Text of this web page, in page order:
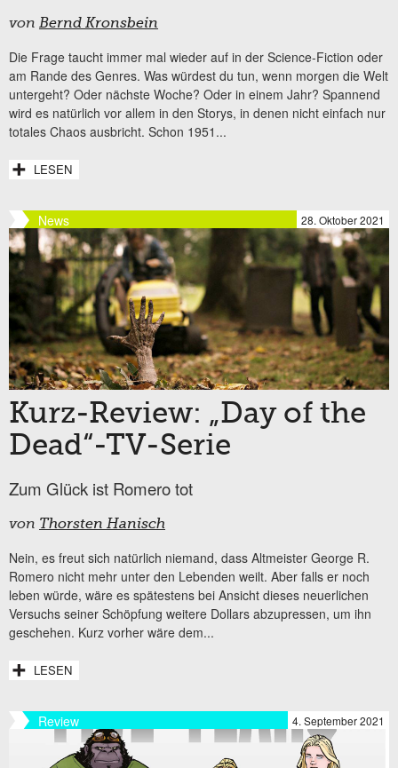
von Bernd Kronsbein
Die Frage taucht immer mal wieder auf in der Science-Fiction oder
am Rande des Genres. Was würdest du tun, wenn morgen die Welt
untergeht? Oder nächste Woche? Oder in einem Jahr? Spannend
wird es natürlich vor allem in den Storys, in denen nicht einfach nur
totales Chaos ausbricht. Schon 1951...
LESEN
News 28. Oktober 2021
Kurz-Review: „Day of the
Dead“-TV-Serie
Zum Glück ist Romero tot
von Thorsten Hanisch
Nein, es freut sich natürlich niemand, dass Altmeister George R.
Romero nicht mehr unter den Lebenden weilt. Aber falls er noch
leben würde, wäre es spätestens bei Ansicht dieses neuerlichen
Versuchs seiner Schöpfung weitere Dollars abzupressen, um ihn
geschehen. Kurz vorher wäre dem...
LESEN
Review 4. September 2021